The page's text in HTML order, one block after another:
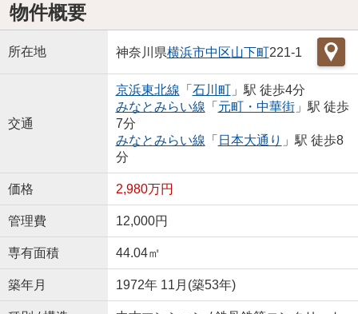
物件概要
所在地 神奈川県横浜市中区山下町221-1
交通
京浜東北線 「 石川町」駅 徒歩4分
みなとみらい線 「 元町・中華街」駅 徒歩
7分
みなとみらい線 「 日本大通り 」駅 徒歩8
分
価格 2,980万円
管理費 12,000円
専有面積 44.04㎡
築年月 1972年 11月(築53年)